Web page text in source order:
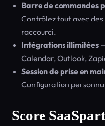
Barre de commandes
Contrôlez tout avec
raccourci.
Intégrations illimitées
Calendar, Outlook,
Session de prise en
Configuration
Score